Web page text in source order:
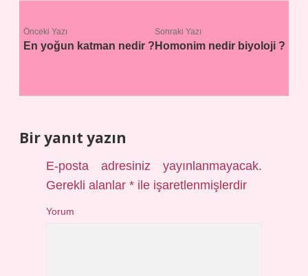
Önceki Yazı
En yoğun katman nedir ?
Sonraki Yazı
Homonim nedir biyoloji ?
Bir yanıt yazın
E-posta adresiniz yayınlanmayacak.
Gerekli alanlar* ile işaretlenmişlerdir
Yorum